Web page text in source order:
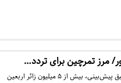
معاون وزیر و رئیس سازمان راهداری و حمل و نقل جاده ای گفت: طبق پیش‌بینی، بیش از ۵ میلیون زائر اربعین